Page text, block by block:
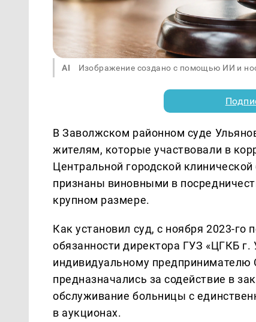
AI Изображение создано с помощью ИИ и
В Заволжском районном суде
жителям, которые участвовали в
Центральной городской
признаны виновными в
крупном размере.
Как установил суд, с ноября 2023-
обязанности директора ГУЗ «ЦГКБ
индивидуальному предпринимателю
предназначались за содействие в
обслуживание больницы с
в аукционах.